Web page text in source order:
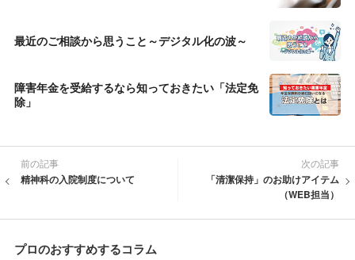
最近のご相談から思うこと～デジタル化の波～
障害年金を受給するなら知っておきたい「法定免
除」
前の記事
精神科の入院制度について
次の記事
「清潔保持」のお助けアイテム
（WEB担当）
プロのおすすめするコラム